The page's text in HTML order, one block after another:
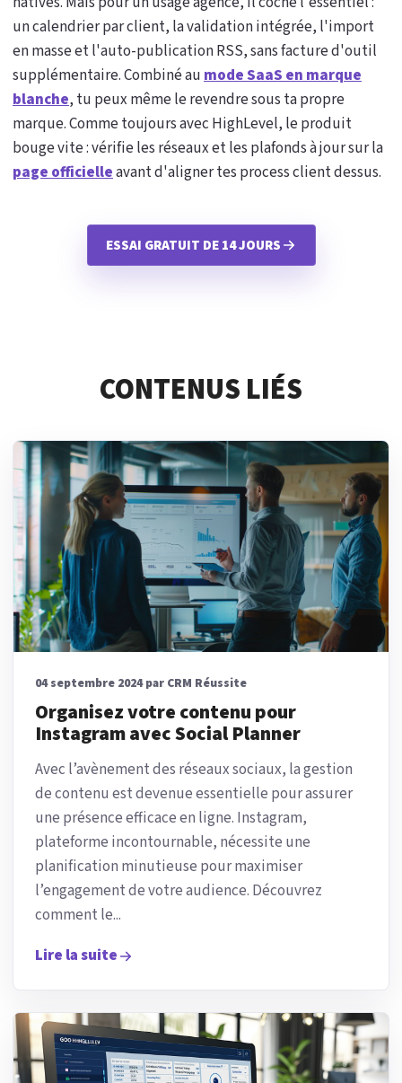
un calendrier par client, la validation intégrée, l'import
en masse et l'auto-publication RSS, sans facture d'outil
supplémentaire. Combiné aumode SaaS en marque
blanche, tu peux même le revendre sous ta propre
marque. Comme toujours avec HighLevel, le produit
bouge vite : vérifie les réseaux et les plafonds à jour sur la
page officielleavant d'aligner tes process client dessus.
ESSAI GRATUIT DE 14 JOURS
CONTENUS LIÉS
04 septembre 2024 par CRM Réussite
Organisez votre contenu pour
Instagram avec Social Planner
Avec l’avènement des réseaux sociaux, la gestion
de contenu est devenue essentielle pour assurer
une présence efficace en ligne. Instagram,
plateforme incontournable, nécessite une
planification minutieuse pour maximiser
l’engagement de votre audience. Découvrez
comment le...
Lire la suite